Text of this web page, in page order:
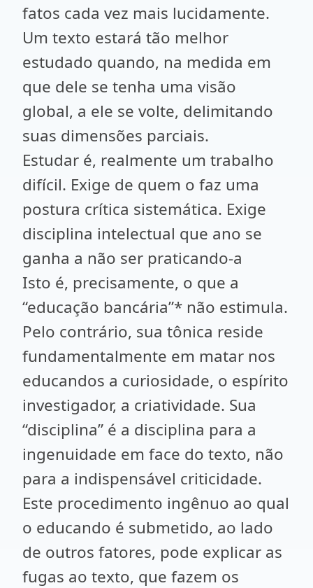
fatos cada vez mais lucidamente.
Um texto estará tão melhor
estudado quando, na medida em
que dele se tenha uma visão
global, a ele se volte, delimitando
suas dimensões parciais.
Estudar é, realmente um trabalho
difícil. Exige de quem o faz uma
postura crítica sistemática. Exige
disciplina intelectual que ano se
ganha a não ser praticando-a
Isto é, precisamente, o que a
“educação bancária”* não estimula.
Pelo contrário, sua tônica reside
fundamentalmente em matar nos
educandos a curiosidade, o espírito
investigador, a criatividade. Sua
“disciplina” é a disciplina para a
ingenuidade em face do texto, não
para a indispensável criticidade.
Este procedimento ingênuo ao qual
o educando é submetido, ao lado
de outros fatores, pode explicar as
fugas ao texto, que fazem os